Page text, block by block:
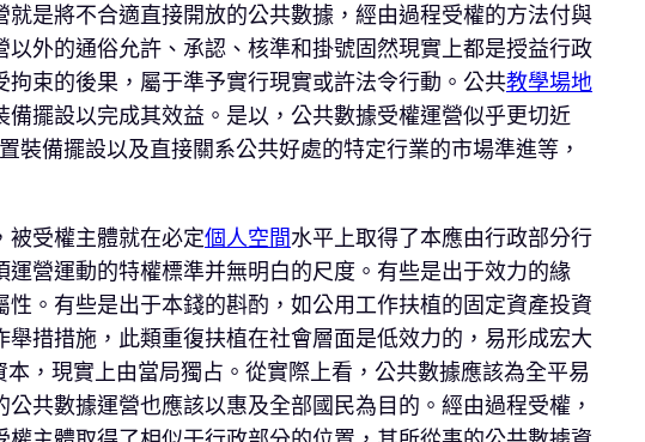
是將不合適直接開放的公共數據，經由過程受權的方法付與
外的通俗允許、承認、核準和掛號固然現實上都是授益行政
束的後果，屬于準予實行現實或許法令行動。公共教學場地
擺設以完成其效益。是以，公共數據受權運營似乎更切近
裝備擺設以及直接關系公共好處的特定行業的市場準進等，
被受權主體就在必定個人空間水平上取得了本應由行政部分行
營運動的特權標準并無明白的尺度。有些是出于效力的緣
。有些是出于本錢的斟酌，如公用工作扶植的固定資產投資
措措施，此類重復扶植在社會層面是低效力的，易形成宏大
，現實上由當局獨占。從實際上看，公共數據應該為全平易
共數據運營也應該以惠及全部國民為目的。經由過程受權，